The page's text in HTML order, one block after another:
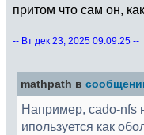
притом что сам он,
-- Вт дек 23, 2025 09:09:25 --
mathpath в
Например, cado-nfs
ипользуется как